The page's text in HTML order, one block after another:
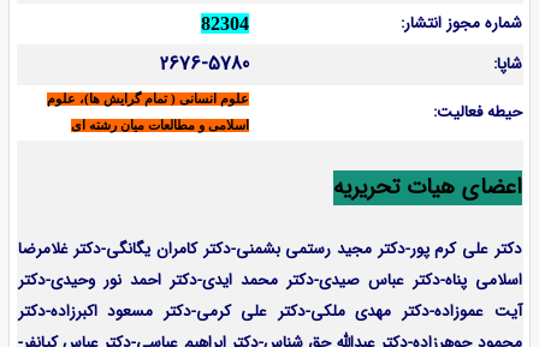
شماره مجوز انتشار:
82304
شاپا: 2676-5780
حیطه فعالیت:
علوم انسانی ( تمام گرایش ها)، علوم
اسلامی و مطالعات میان رشته ای
اعضای هیات تحریریه
دکتر علی کرم پور-دکتر مجید رستمی بشمنی-دکتر کامران یگانگی-دکتر غلامرضا
اسلامی پناه-دکتر عباس صیدی-دکتر محمد ایدی-دکتر احمد نور وحیدی-دکتر
آیت عموزاده-دکتر مهدی ملکی-دکتر علی کرمی-دکتر مسعود اکبرزاده-دکتر